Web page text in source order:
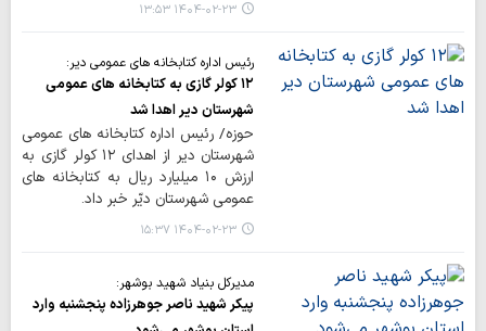
۱۴۰۴-۰۲-۲۳ ۱۳:۵۳
رئیس اداره کتابخانه های عمومی دیر:
۱۲ کولر گازی به کتابخانه های عمومی
شهرستان دیر اهدا شد
حوزه/ رئیس اداره کتابخانه های عمومی
شهرستان دیر از اهدای ۱۲ کولر گازی به
ارزش ۱۰ میلیارد ریال به کتابخانه های
عمومی شهرستان دیّر خبر داد.
۱۴۰۴-۰۲-۲۳ ۱۵:۳۷
مدیرکل بنیاد شهید بوشهر:
پیکر شهید ناصر جوهرزاده پنجشنبه وارد